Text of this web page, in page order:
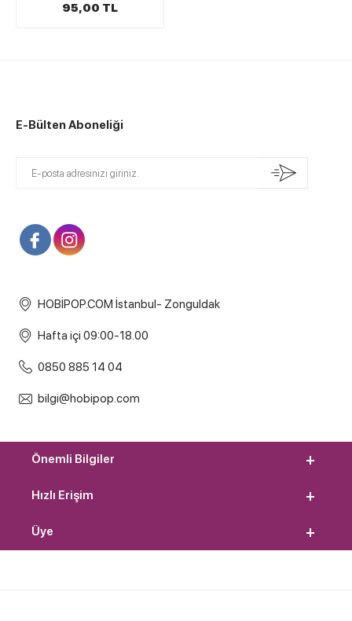
95,00 TL
E-Bülten Aboneliği
HOBİPOP.COM İstanbul- Zonguldak
Hafta içi 09:00-18.00
0850 885 14 04
bilgi@hobipop.com
Önemli Bilgiler
Hızlı Erişim
Üye